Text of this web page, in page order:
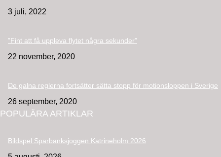
3 juli, 2022
”Fint att få uppleva flytet några sekunder”
22 november, 2020
De galna reglerna fortsätter sätta stopp för motionsloppen i Sverige
26 september, 2020
POPULÄRA ARTIKLAR
Bildspel Sparbanksjoggen Katrineholm 2026